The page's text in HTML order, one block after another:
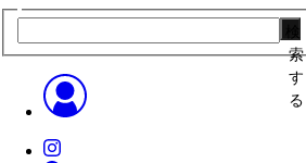
索
す
る